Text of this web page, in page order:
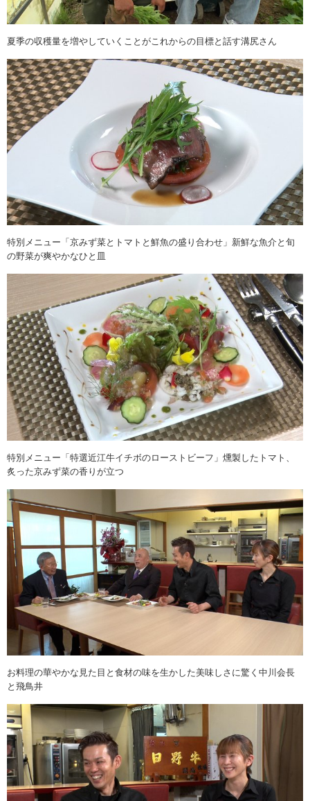
夏季の収穫量を増やしていくことがこれからの目標と話す溝尻さん
特別メニュー「京みず菜とトマトと鮮魚の盛り合わせ」新鮮な魚介と旬
の野菜が爽やかなひと皿
特別メニュー「特選近江牛イチボのローストビーフ」燻製したトマト、
炙った京みず菜の香りが立つ
お料理の華やかな見た目と食材の味を生かした美味しさに驚く中川会長
と飛鳥井